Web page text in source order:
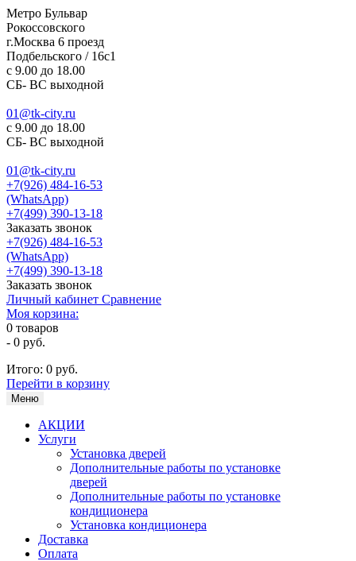
Метро Бульвар
Рокоссовского
г.Москва 6 проезд
Подбельского / 16с1
c 9.00 до 18.00
СБ- ВС выходной
01@tk-city.ru
c 9.00 до 18.00
СБ- ВС выходной
01@tk-city.ru
+7(926) 484-16-53
(WhatsApp)
+7(499) 390-13-18
Заказать звонок
+7(926) 484-16-53
(WhatsApp)
+7(499) 390-13-18
Заказать звонок
Личный кабинет Сравнение
Моя корзина:
0 товаров
- 0 руб.
Итого: 0 руб.
Перейти в корзину
Меню
АКЦИИ
Услуги
Установка дверей
Дополнительные работы по установке
дверей
Дополнительные работы по установке
кондиционера
Установка кондиционера
Доставка
Оплата